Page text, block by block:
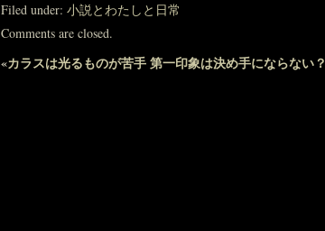
Filed under:小説とわたしと日常
Comments are closed.
«カラスは光るものが苦手 第一印象は決め手にならない？